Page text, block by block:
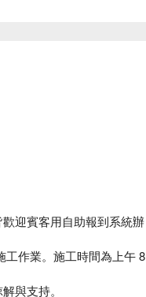
迎賓客用自助報到系統辦
工作業。施工時間為上午 8
與支持。